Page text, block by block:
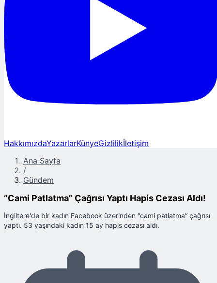
HakkımızdaYazarlarKünyeGizlilikİletişim
Ana Sayfa
/
Gündem
“Cami Patlatma” Çağrısı Yaptı Hapis Cezası Aldı!
İngiltere'de bir kadın Facebook üzerinden “cami patlatma” çağrısı
yaptı. 53 yaşındaki kadın 15 ay hapis cezası aldı.